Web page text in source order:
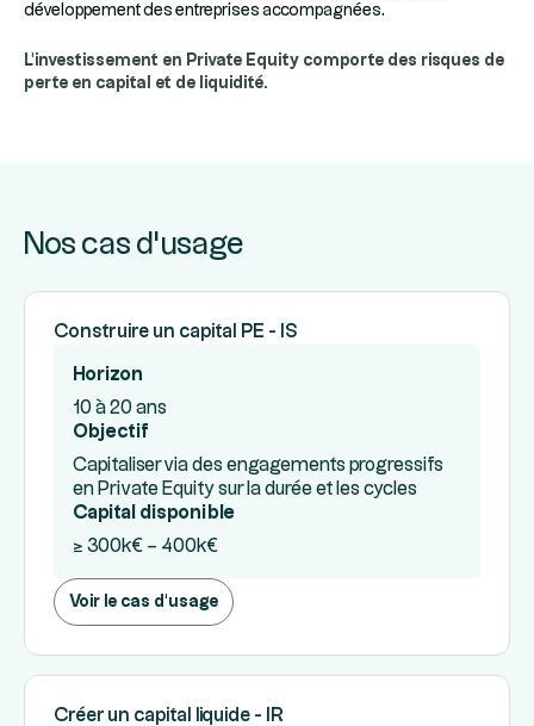
développement des entreprises accompagnées.
L'investissement en Private Equity comporte des risques de
perte en capital et de liquidité.
Nos cas d'usage
Construire un capital PE - IS
Horizon
10 à 20 ans
Objectif
Capitaliser via des engagements progressifs
en Private Equity sur la durée et les cycles
Capital disponible
≥ 300k€ – 400k€
Voir le cas d'usage
Créer un capital liquide - IR